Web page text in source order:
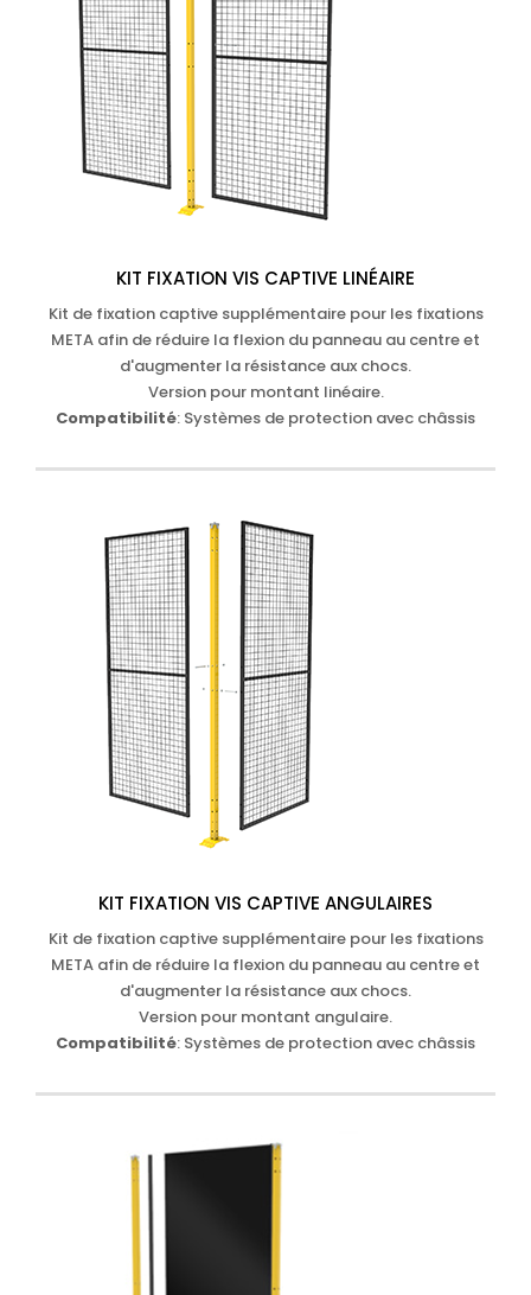
KIT FIXATION VIS CAPTIVE LINÉAIRE
Kit de fixation captive supplémentaire pour les fixations
META afin de réduire la flexion du panneau au centre et
d'augmenter la résistance aux chocs.
Version pour montant linéaire.
Compatibilité: Systèmes de protection avec châssis
KIT FIXATION VIS CAPTIVE ANGULAIRES
Kit de fixation captive supplémentaire pour les fixations
META afin de réduire la flexion du panneau au centre et
d'augmenter la résistance aux chocs.
Version pour montant angulaire.
Compatibilité: Systèmes de protection avec châssis